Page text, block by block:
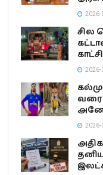
2026-
சில
2026-
2026-